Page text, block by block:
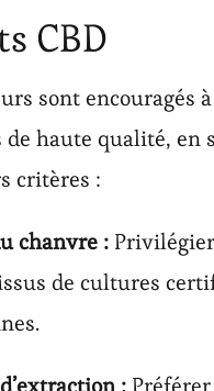
CBD
sont encouragés
haute qualité, en
critères :
chanvre :
de cultures